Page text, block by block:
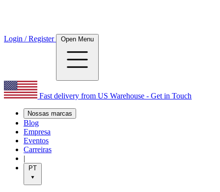
Login / Register Open Menu
Fast delivery from US Warehouse - Get in Touch
Nossas marcas
Blog
Empresa
Eventos
Carreiras
|
PT